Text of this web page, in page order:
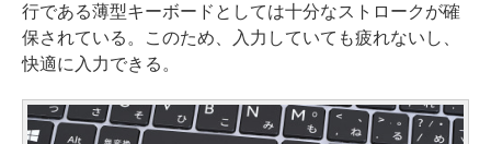
行である薄型キーボードとしては十分なストロークが確
保されている。このため、入力していても疲れないし、
快適に入力できる。